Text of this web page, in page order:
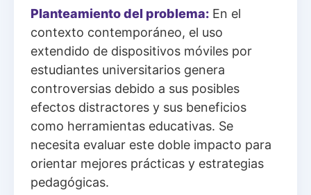
Planteamiento del problema: En el
contexto contemporáneo, el uso
extendido de dispositivos móviles por
estudiantes universitarios genera
controversias debido a sus posibles
efectos distractores y sus beneficios
como herramientas educativas. Se
necesita evaluar este doble impacto para
orientar mejores prácticas y estrategias
pedagógicas.